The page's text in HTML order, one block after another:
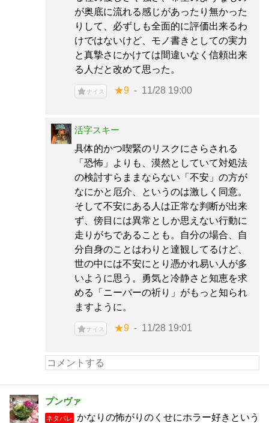
が奥底に流れる感じがあったり無かった
りして、必ずしも全面的に評価出来るわ
けではないけど、モノ書きとしての実力
と真摯さにかけては間違いなく信頼出来
る人だと改めて思った。
ナイス ★9 11/28 19:00
活字スキー
具体的かつ喫緊のリスクにさらされる
「恐怖」よりも、漠然としていて対処法
の検討すらままならない「不安」の方が
なにかと厄介、というのは激しく同意。
そして不安にある人は正常な判断が出来
ず、傍目には異常としか思えない行動に
走りがちであることも。自分の場合、自
分自身のことはわりと達観してるけど、
世の中には不安にとり憑かれ易い人が多
いように思う。勇気と冷静さと知恵を求
める「ニーバーの祈り」がもっと知られ
ますように。
ナイス ★9 11/28 19:01
プンヴァ
ネタバレ
かなりの怖がりのくせにホラー好きという